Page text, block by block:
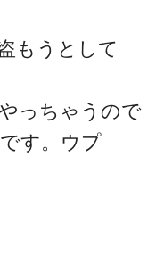
もうとして
っちゃうので
す。ウプ